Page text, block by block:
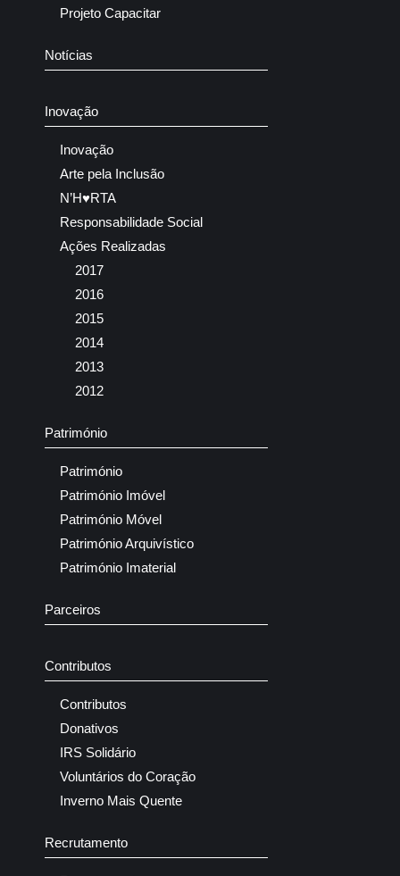
Projeto Capacitar
Notícias
Inovação
Inovação
Arte pela Inclusão
N’H♥RTA
Responsabilidade Social
Ações Realizadas
2017
2016
2015
2014
2013
2012
Património
Património
Património Imóvel
Património Móvel
Património Arquivístico
Património Imaterial
Parceiros
Contributos
Contributos
Donativos
IRS Solidário
Voluntários do Coração
Inverno Mais Quente
Recrutamento